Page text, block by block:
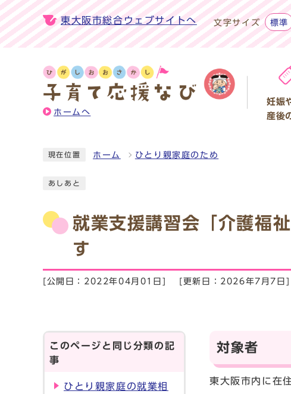
東大阪市総合ウェブサイトへ 文字サイズ 標準
ホームへ
妊娠
産後
現在位置 ホーム ひとり親家庭のため
あしあと
就業支援講習会「介護福
す
[公開日：2022年04月01日] [更新日：2026年7月7日]
対象者
東大阪市内に在
このページと同じ分類の記
事
ひとり親家庭の就業相